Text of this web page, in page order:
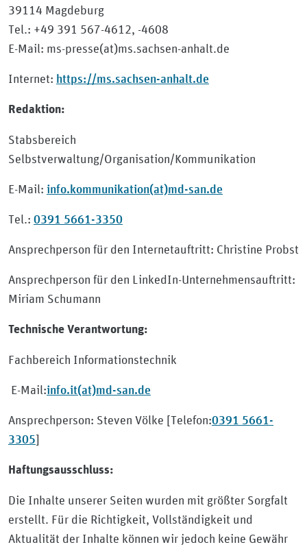
39114 Magdeburg
Tel.: +49 391 567-​4612, -4608
E-​Mail: ms-​presse(at)ms.sachsen-​anhalt.de
Internet: https://ms.sachsen-anhalt.de
Redaktion:
Stabsbereich
Selbstverwaltung/Organisation/Kommunikation
E-Mail: info.kommunikation(at)md-san.de
Tel.: 0391 5661-3350
Ansprechperson für den Internetauftritt: Christine Probst
Ansprechperson für den LinkedIn-Unternehmensauftritt:
Miriam Schumann
Technische Verantwortung:
Fachbereich Informationstechnik
E-Mail:info.it(at)md-san.de
Ansprechperson: Steven Völke [Telefon:0391 5661-
3305]
Haftungsausschluss:
Die Inhalte unserer Seiten wurden mit größter Sorgfalt
erstellt. Für die Richtigkeit, Vollständigkeit und
Aktualität der Inhalte können wir jedoch keine Gewähr